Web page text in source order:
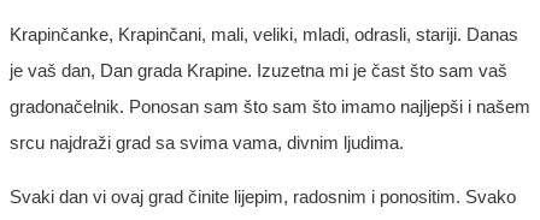
Krapinčanke, Krapinčani, mali, veliki, mladi, odrasli, stariji. Danas
je vaš dan, Dan grada Krapine. Izuzetna mi je čast što sam vaš
gradonačelnik. Ponosan sam što sam što imamo najljepši i našem
srcu najdraži grad sa svima vama, divnim ljudima.
Svaki dan vi ovaj grad činite lijepim, radosnim i ponositim. Svako